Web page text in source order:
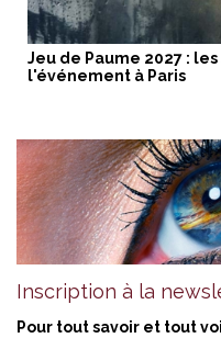
Jeu de Paume 2027 :
l'événement à Paris
Inscription à la
Pour tout savoir et tout